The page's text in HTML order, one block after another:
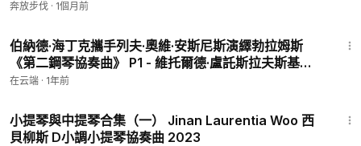
奔放步伐 · 1個月前
伯納德·海丁克攜手列夫·奧維·安斯尼斯演繹勃拉姆斯
《第二鋼琴協奏曲》 P1 - 維托爾德·盧託斯拉夫斯基
《第四交響曲》
在云端 · 1年前
小提琴與中提琴合集（一） Jinan Laurentia Woo 西
貝柳斯 D小調小提琴協奏曲 2023